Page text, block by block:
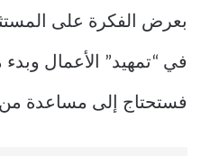
بعرض الفكرة على
في “تمهيد” الأعمال
فستحتاج إلى مساعدة من